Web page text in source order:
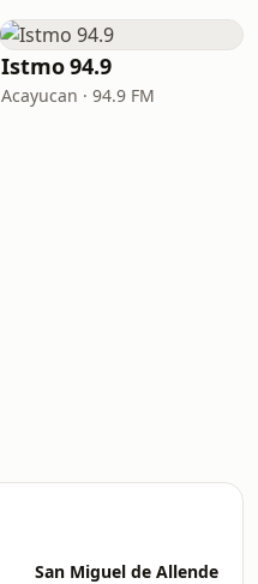
Istmo 94.9
Acayucan · 94.9 FM
San Miguel de Allende